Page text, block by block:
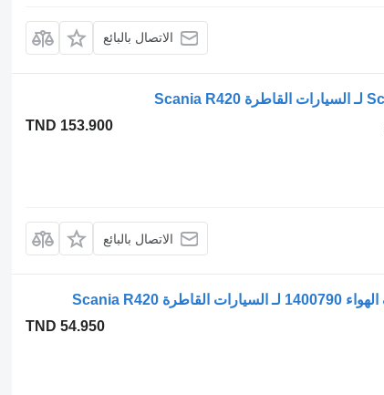
الاتصال بالبائع
TND 153.900
الاتصال بالبائع
TND 54.950